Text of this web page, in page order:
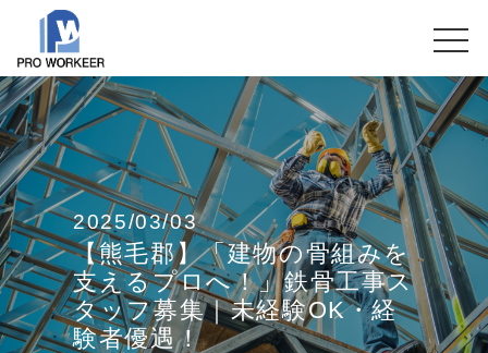
2025/03/03
【熊毛郡】「建物の骨組みを
支えるプロへ！」鉄骨工事ス
タッフ募集｜未経験OK・経
験者優遇！